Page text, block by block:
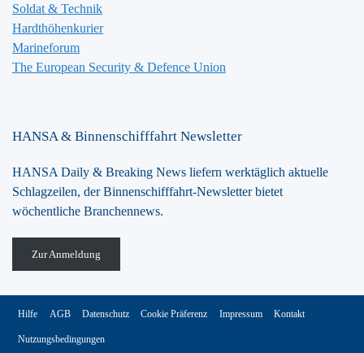
Soldat & Technik
Hardthöhenkurier
Marineforum
The European Security & Defence Union
HANSA & Binnenschifffahrt Newsletter
HANSA Daily & Breaking News liefern werktäglich aktuelle
Schlagzeilen, der Binnenschifffahrt-Newsletter bietet
wöchentliche Branchennews.
Zur Anmeldung
Hilfe AGB Datenschutz Cookie Präferenz Impressum Kontakt
Nutzungsbedingungen